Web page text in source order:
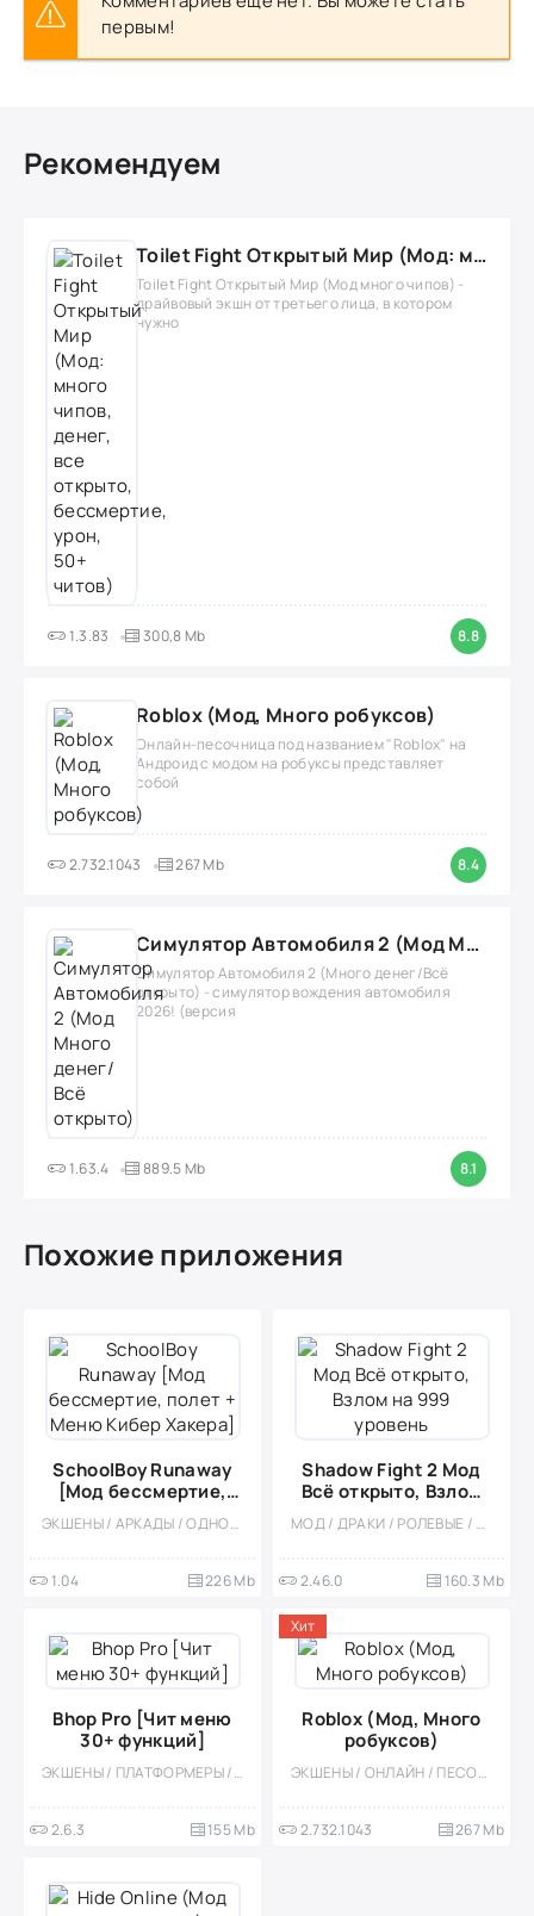
первым!
Рекомендуем
Toilet Fight Открытый Мир (Мод: много чипов, денег, все открыто, бессмертие, урон, 50+ читов)
Toilet Fight Открытый Мир (Мод много чипов) -
драйвовый экшн от третьего лица, в котором
нужно
1.3.83 300,8 Mb 8.8
Roblox (Мод, Много робуксов)
Онлайн-песочница под названием "Roblox" на
Андроид с модом на робуксы представляет
собой
2.732.1043 267 Mb 8.4
Симулятор Автомобиля 2 (Мод Много денег/Всё открыто)
Симулятор Автомобиля 2 (Много денег/Всё
открыто) - симулятор вождения автомобиля
2026! (версия
1.63.4 889.5 Mb 8.1
Похожие приложения
SchoolBoy Runaway
[Мод бессмертие,
полет + Меню Кибер
Хакера]
ЭКШЕНЫ / АРКАДЫ / ОДНОПОЛЬЗОВАТЕЛЬСКИЕ / ОФЛАЙН / ВСТРОЕННЫЙ КЕШ / МОД / 3D / СТЕЛС
1.04 226 Mb
Shadow Fight 2 Мод
Всё открыто, Взлом
на 999 уровень
МОД / ДРАКИ / РОЛЕВЫЕ / ОФЛАЙН / КАЗУАЛЬНЫЕ / ЭКШЕНЫ / ОДНОПОЛЬЗОВАТЕЛЬСКИЕ / СТИЛИЗАЦИЯ / ФЭНТЕЗИ / ВИД СБОКУ / БОССЫ
2.46.0 160.3 Mb
Bhop Pro [Чит меню
30+ функций]
ЭКШЕНЫ / ПЛАТФОРМЕРЫ / 3D / КАЗУАЛЬНЫЕ / МНОГОПОЛЬЗОВАТЕЛЬСКАЯ / ОДНА ЖИЗНЬ / МОД / ОФЛАЙН / ЧИТЫ
2.6.3 155 Mb
Roblox (Мод, Много
робуксов)
ЭКШЕНЫ / ОНЛАЙН / ПЕСОЧНИЦЫ / МОД / СТИЛИЗАЦИЯ / МНОГОПОЛЬЗОВАТЕЛЬСКАЯ / ОДНОПОЛЬЗОВАТЕЛЬСКИЕ / КАЗУАЛЬНЫЕ / СИМУЛЯТОРЫ / ПРИКЛЮЧЕНИЕ / 3D
2.732.1043 267 Mb
Хит